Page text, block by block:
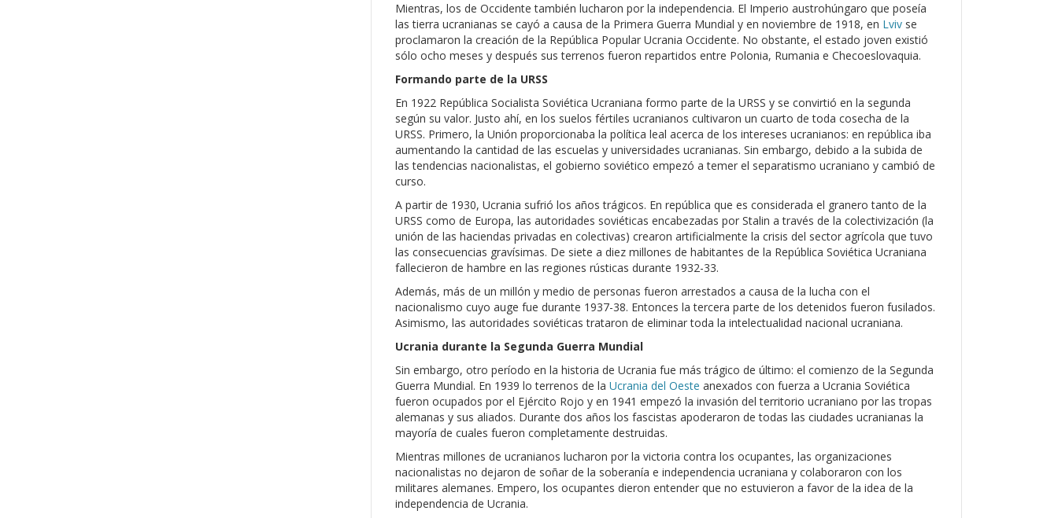
Mientras, los de Occidente también lucharon por la independencia. El Imperio austrohúngaro que poseía
las tierra ucranianas se cayó a causa de la Primera Guerra Mundial y en noviembre de 1918, en Lviv se
proclamaron la creación de la República Popular Ucrania Occidente. No obstante, el estado joven existió
sólo ocho meses y después sus terrenos fueron repartidos entre Polonia, Rumania e Checoeslovaquia.
Formando parte de la URSS
En 1922 República Socialista Soviética Ucraniana formo parte de la URSS y se convirtió en la segunda
según su valor. Justo ahí, en los suelos fértiles ucranianos cultivaron un cuarto de toda cosecha de la
URSS. Primero, la Unión proporcionaba la política leal acerca de los intereses ucranianos: en república iba
aumentando la cantidad de las escuelas y universidades ucranianas. Sin embargo, debido a la subida de
las tendencias nacionalistas, el gobierno soviético empezó a temer el separatismo ucraniano y cambió de
curso.
A partir de 1930, Ucrania sufrió los años trágicos. En república que es considerada el granero tanto de la
URSS como de Europa, las autoridades soviéticas encabezadas por Stalin a través de la colectivización (la
unión de las haciendas privadas en colectivas) crearon artificialmente la crisis del sector agrícola que tuvo
las consecuencias gravísimas. De siete a diez millones de habitantes de la República Soviética Ucraniana
fallecieron de hambre en las regiones rústicas durante 1932-33.
Además, más de un millón y medio de personas fueron arrestados a causa de la lucha con el
nacionalismo cuyo auge fue durante 1937-38. Entonces la tercera parte de los detenidos fueron fusilados.
Asimismo, las autoridades soviéticas trataron de eliminar toda la intelectualidad nacional ucraniana.
Ucrania durante la Segunda Guerra Mundial
Sin embargo, otro período en la historia de Ucrania fue más trágico de último: el comienzo de la Segunda
Guerra Mundial. En 1939 lo terrenos de la Ucrania del Oeste anexados con fuerza a Ucrania Soviética
fueron ocupados por el Ejército Rojo y en 1941 empezó la invasión del territorio ucraniano por las tropas
alemanas y sus aliados. Durante dos años los fascistas apoderaron de todas las ciudades ucranianas la
mayoría de cuales fueron completamente destruidas.
Mientras millones de ucranianos lucharon por la victoria contra los ocupantes, las organizaciones
nacionalistas no dejaron de soñar de la soberanía e independencia ucraniana y colaboraron con los
militares alemanes. Empero, los ocupantes dieron entender que no estuvieron a favor de la idea de la
independencia de Ucrania.